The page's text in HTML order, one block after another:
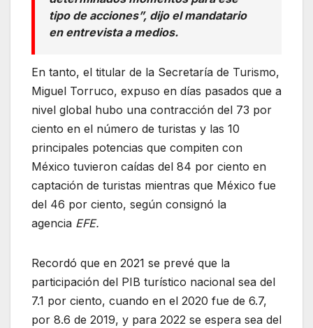
tipo de acciones”, dijo el mandatario
en entrevista a medios.
En tanto, el titular de la Secretaría de Turismo,
Miguel Torruco, expuso en días pasados que a
nivel global hubo una contracción del 73 por
ciento en el número de turistas y las 10
principales potencias que compiten con
México tuvieron caídas del 84 por ciento en
captación de turistas mientras que México fue
del 46 por ciento, según consignó la
agencia EFE.
Recordó que en 2021 se prevé que la
participación del PIB turístico nacional sea del
7.1 por ciento, cuando en el 2020 fue de 6.7,
por 8.6 de 2019, y para 2022 se espera sea del